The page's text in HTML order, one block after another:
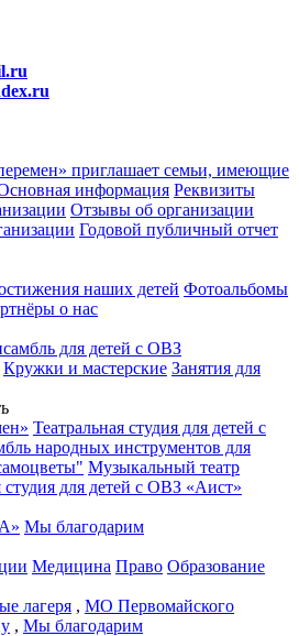
приглашает семьи, имеющие
информация Реквизиты
Отзывы об организации
Годовой публичный отчет
наших детей Фотоальбомы
о нас
для детей с ОВЗ
Кружки и мастерские Занятия для
Театральная студия для детей с
народных инструментов для
Музыкальный театр
студия для детей с ОВЗ «Аист»
Мы благодарим
Медицина Право Образование
лагеря , МО Первомайского
, Мы благодарим